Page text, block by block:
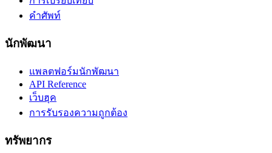
คำศัพท์
นักพัฒนา
แพลตฟอร์มนักพัฒนา
API Reference
เว็บฮุค
การรับรองความถูกต้อง
ทรัพยากร